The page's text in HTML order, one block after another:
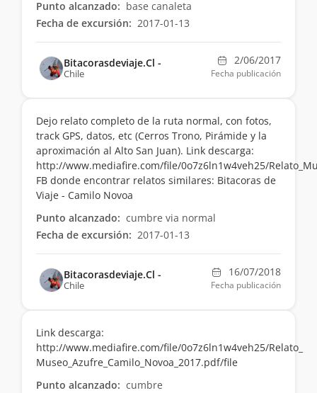
Punto alcanzado: base canaleta
Fecha de excursión: 2017-01-13
Bitacorasdeviaje.Cl -
Chile
2/06/2017
Fecha publicación
Dejo relato completo de la ruta normal, con fotos,
track GPS, datos, etc (Cerros Trono, Pirámide y la
aproximación al Alto San Juan). Link descarga:
http://www.mediafire.com/file/0o7z6ln1w4veh25/
FB donde encontrar relatos similares: Bitacoras de
Viaje - Camilo Novoa
Punto alcanzado: cumbre via normal
Fecha de excursión: 2017-01-13
Bitacorasdeviaje.Cl -
Chile
16/07/2018
Fecha publicación
Link descarga:
http://www.mediafire.com/file/0o7z6ln1w4veh25/Relato_
Museo_Azufre_Camilo_Novoa_2017.pdf/file
Punto alcanzado: cumbre